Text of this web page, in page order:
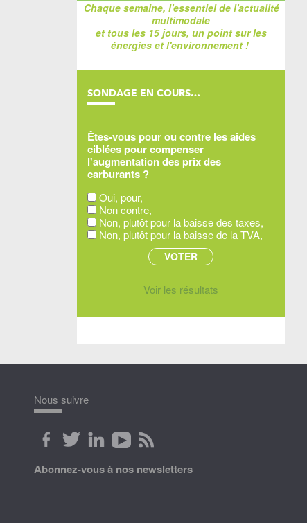
Chaque semaine, l'essentiel de l'actualité
multimodale
et tous les 15 jours, un point sur les
énergies et l'environnement !
SONDAGE EN COURS…
Êtes-vous pour ou contre les aides
ciblées pour compenser
l'augmentation des prix des
carburants ?
Oui, pour,
Non contre,
Non, plutôt pour la baisse des taxes,
Non, plutôt pour la baisse de la TVA,
Voir les résultats
Nous suivre
Abonnez-vous à nos newsletters